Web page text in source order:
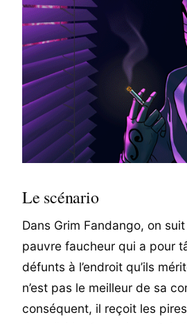
Le scénario
Dans Grim Fandango, on
pauvre faucheur qui a pour
défunts à l’endroit qu’ils
n’est pas le meilleur de sa
conséquent, il reçoit les